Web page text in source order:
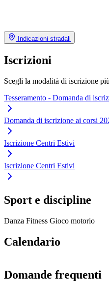
Indicazioni stradali
Iscrizioni
Scegli la modalità di iscrizione
Tesseramento - Domanda di
Domanda di iscrizione ai corsi
Iscrizione Centri Estivi
Iscrizione Centri Estivi
Sport e discipline
Danza Fitness Gioco motorio
Calendario
Domande frequenti